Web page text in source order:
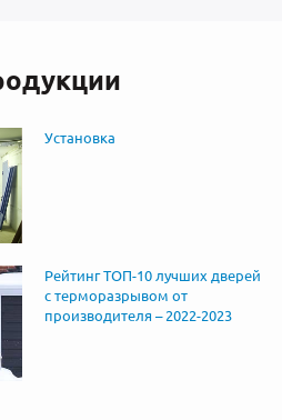
Установка
Рейтинг ТОП-10 лучших дверей
с терморазрывом от
производителя – 2022-2023